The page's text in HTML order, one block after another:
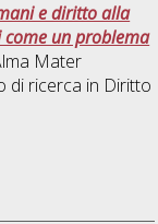
e diritto alla
come un problema
Mater
di ricerca in Diritto